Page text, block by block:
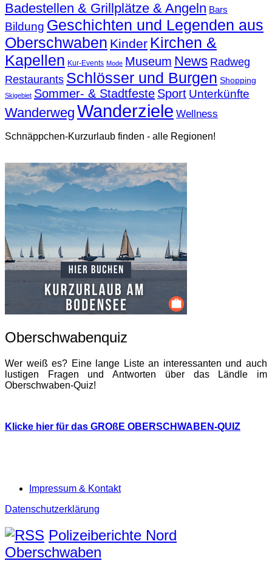
Badestellen & Grillplätze & Angeln Bars
Bildung Geschichten und Legenden aus
Oberschwaben Kinder Kirchen &
Kapellen Kur-Events Mode Museum News Radweg
Restaurants Schlösser und Burgen Shopping
Skigebiet Sommer- & Stadtfeste Sport Unterkünfte
Wanderweg Wanderziele Wellness
Schnäppchen-Kurzurlaub finden - alle Regionen!
Oberschwabenquiz
Wer weiß es? Eine lange Liste an interessanten und auch
lustigen Fragen und Antworten über das Ländle im
Oberschwaben-Quiz!
Klicke hier für das GROßE OBERSCHWABEN-QUIZ
Impressum & Kontakt
Datenschutzerklärung
Polizeiberichte Nord
Oberschwaben